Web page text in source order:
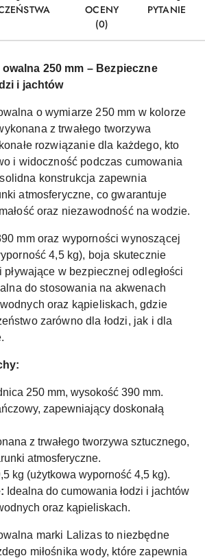
OCENY
(0)
PYTANIE
250 mm – Bezpieczne
i jachtów
o wymiarze 250 mm w kolorze
z trwałego tworzywa
rozwiązanie dla każdego, kto
i widoczność podczas cumowania
konstrukcja zapewnia
atmosferyczne, co gwarantuje
oraz niezawodność na wodzie.
mm oraz wyporności wynoszącej
4,5 kg), boja skutecznie
w bezpiecznej odległości
do stosowania na akwenach
oraz kąpieliskach, gdzie
zarówno dla łodzi, jak i dla
250 mm, wysokość 390 mm.
zapewniający doskonałą
z trwałego tworzywa sztucznego,
atmosferyczne.
kg (użytkowa wyporność 4,5 kg).
Idealna do cumowania łodzi i jachtów
oraz kąpieliskach.
marki Lalizas to niezbędne
miłośnika wody, które zapewnia